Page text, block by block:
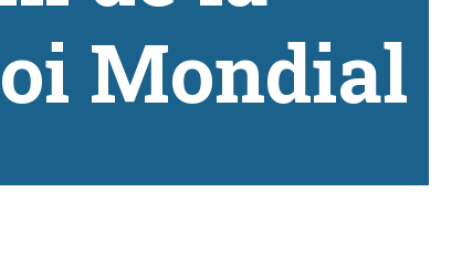
Mondial